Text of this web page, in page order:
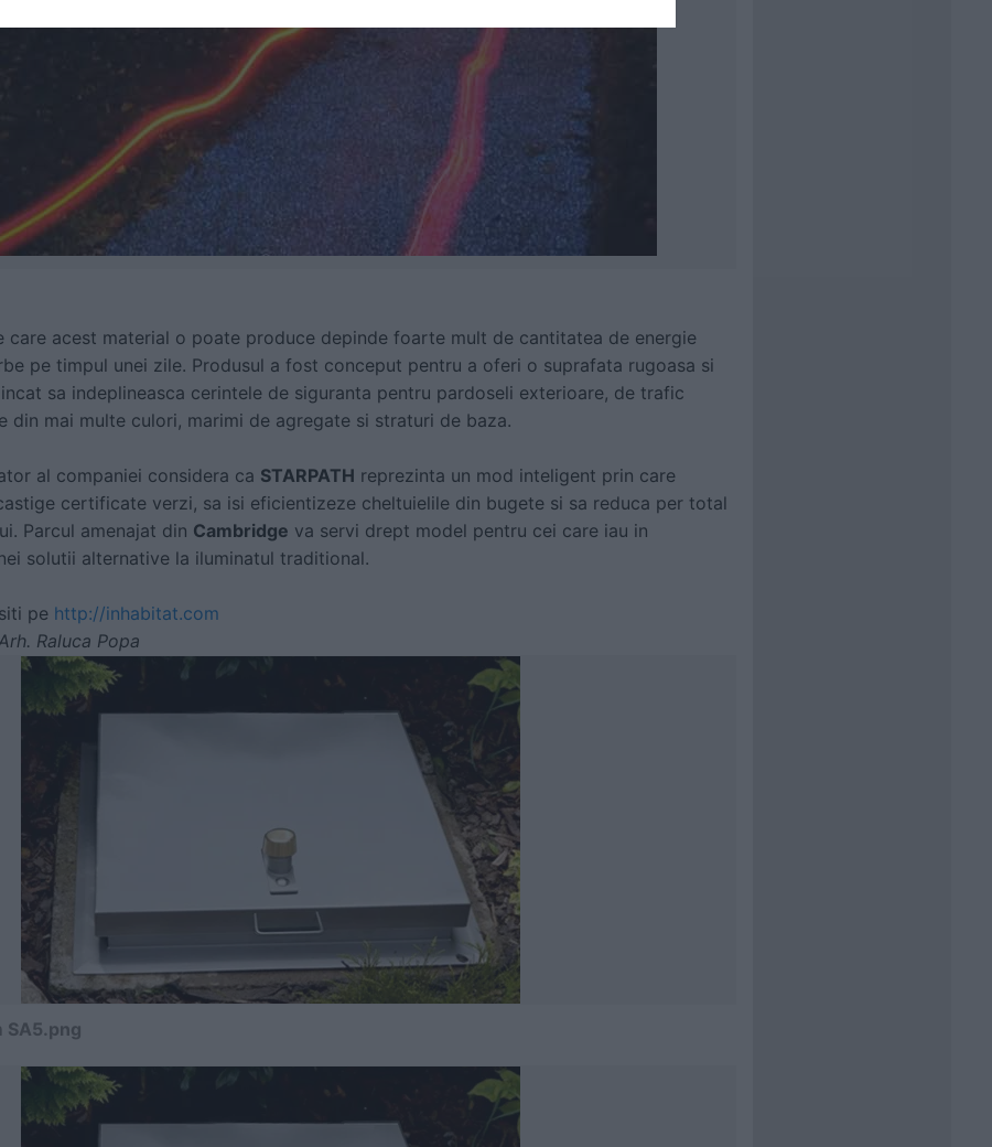
care acest material o poate produce depinde foarte mult de cantitatea de energie
pe timpul unei zile. Produsul a fost conceput pentru a oferi o suprafata rugoasa si
sa indeplineasca cerintele de siguranta pentru pardoseli exterioare, de trafic
din mai multe culori, marimi de agregate si straturi de baza.
al companiei considera ca STARPATH reprezinta un mod inteligent prin care
certificate verzi, sa isi eficientizeze cheltuielile din bugete si sa reduca per total
Parcul amenajat din Cambridge va servi drept model pentru cei care iau in
solutii alternative la iluminatul traditional.
pe http://inhabitat.com
Raluca Popa
SA5.png